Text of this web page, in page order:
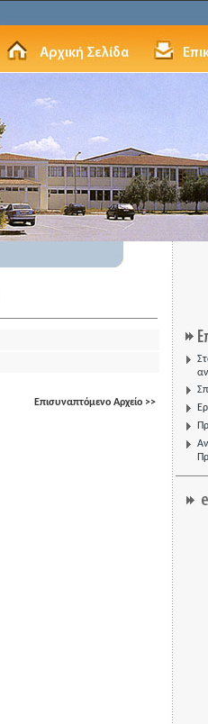
Επισυναπτόμενο Αρχείο >>